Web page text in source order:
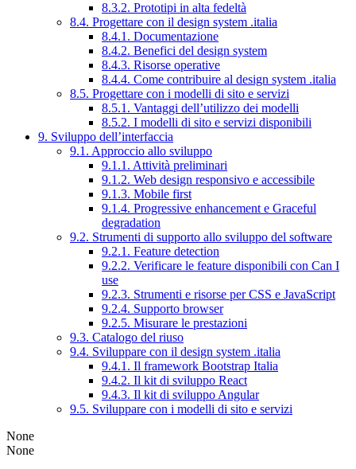
8.3.2. Prototipi in alta fedeltà
8.4. Progettare con il design system .italia
8.4.1. Documentazione
8.4.2. Benefici del design system
8.4.3. Risorse operative
8.4.4. Come contribuire al design system .italia
8.5. Progettare con i modelli di sito e servizi
8.5.1. Vantaggi dell’utilizzo dei modelli
8.5.2. I modelli di sito e servizi disponibili
9. Sviluppo dell’interfaccia
9.1. Approccio allo sviluppo
9.1.1. Attività preliminari
9.1.2. Web design responsivo e accessibile
9.1.3. Mobile first
9.1.4. Progressive enhancement e Graceful
degradation
9.2. Strumenti di supporto allo sviluppo del software
9.2.1. Feature detection
9.2.2. Verificare le feature disponibili con Can I
use
9.2.3. Strumenti e risorse per CSS e JavaScript
9.2.4. Supporto browser
9.2.5. Misurare le prestazioni
9.3. Catalogo del riuso
9.4. Sviluppare con il design system .italia
9.4.1. Il framework Bootstrap Italia
9.4.2. Il kit di sviluppo React
9.4.3. Il kit di sviluppo Angular
9.5. Sviluppare con i modelli di sito e servizi
None
None